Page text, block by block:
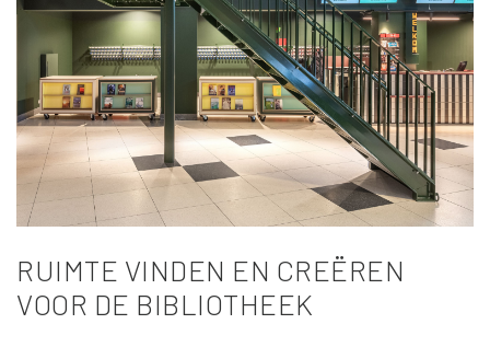
RUIMTE VINDEN EN CREËREN
VOOR DE BIBLIOTHEEK